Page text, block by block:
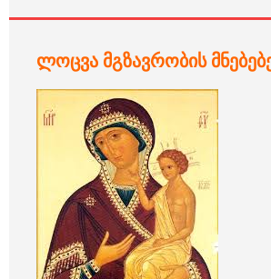
ლოცვა მგზავრობის